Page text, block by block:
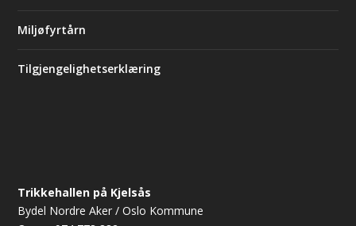
Miljøfyrtårn
Tilgjengelighetserklæring
Trikkehallen på Kjelsås
Bydel Nordre Aker / Oslo Kommune